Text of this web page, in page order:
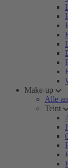
Make-up
Alle
Teint